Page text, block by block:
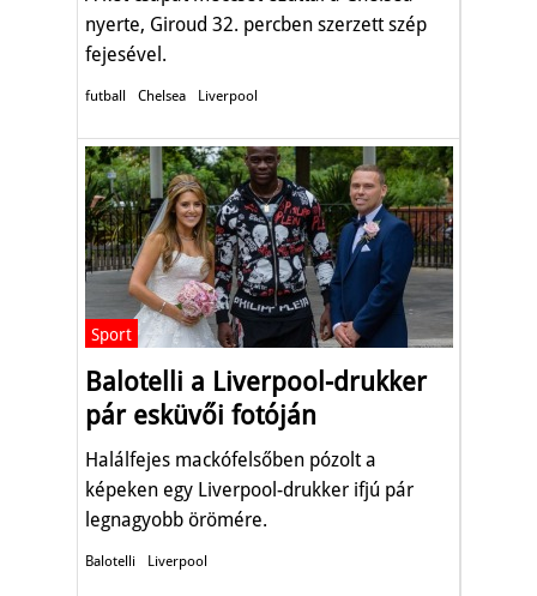
nyerte, Giroud 32. percben szerzett szép
fejesével.
futball Chelsea Liverpool
Sport
Balotelli a Liverpool-drukker
pár esküvői fotóján
Halálfejes mackófelsőben pózolt a
képeken egy Liverpool-drukker ifjú pár
legnagyobb örömére.
Balotelli Liverpool